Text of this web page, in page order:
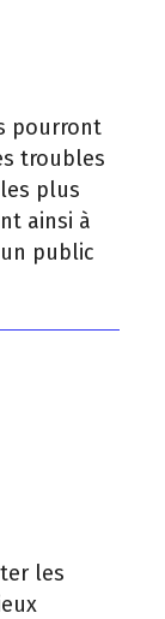
pourront
troubles
plus
ainsi à
public
les